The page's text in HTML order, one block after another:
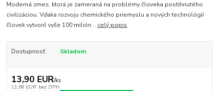
Moderná zmes, ktorá je zameraná na problémy človeka postihnutého
civilizáciou. Vďaka rozvoju chemického priemyslu a nových technológií
človek vytvoril vyše 100 milión... celý popis
Dostupnosť Skladom
13,90 EUR/ks
11,68 EUR bez DPH